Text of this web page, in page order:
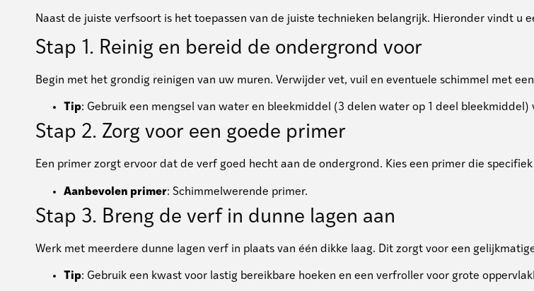
Naast de juiste verfsoort is het toepassen van de juiste technieken belangrijk. Hieronder vindt u
Stap 1. Reinig en bereid de ondergrond voor
Begin met het grondig reinigen van uw muren. Verwijder vet, vuil en eventuele schimmel met
Tip: Gebruik een mengsel van water en bleekmiddel (3 delen water op 1 deel bleekmiddel)
Stap 2. Zorg voor een goede primer
Een primer zorgt ervoor dat de verf goed hecht aan de ondergrond. Kies een primer die
Aanbevolen primer: Schimmelwerende primer.
Stap 3. Breng de verf in dunne lagen aan
Werk met meerdere dunne lagen verf in plaats van één dikke laag. Dit zorgt voor een
Tip: Gebruik een kwast voor lastig bereikbare hoeken en een verfroller voor grote